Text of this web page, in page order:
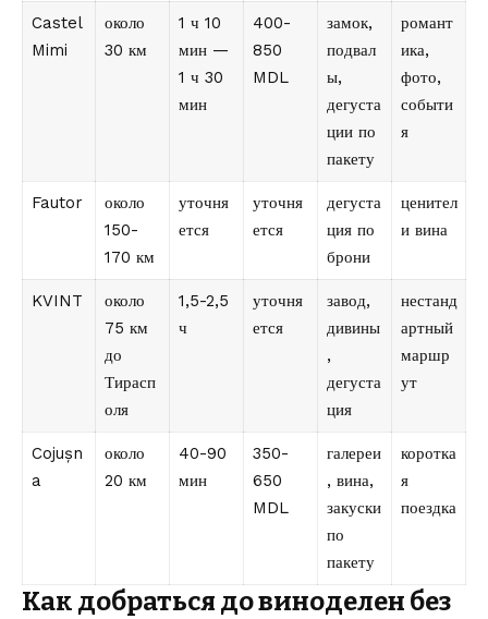
Castel
Mimi
около
30 км
1 ч 10
мин —
1 ч 30
мин
400-
850
MDL
замок,
подвал
ы,
дегуста
ции по
пакету
романт
ика,
фото,
событи
я
Fautor
около
150-
170 км
уточня
ется
уточня
ется
дегуста
ция по
брони
ценител
и вина
KVINT
около
75 км
до
Тирасп
оля
1,5-2,5
ч
уточня
ется
завод,
дивины
,
дегуста
ция
нестанд
артный
маршр
ут
Cojușn
a
около
20 км
40-90
мин
350-
650
MDL
галереи
, вина,
закуски
по
пакету
коротка
я
поездка
Как добраться до виноделен без